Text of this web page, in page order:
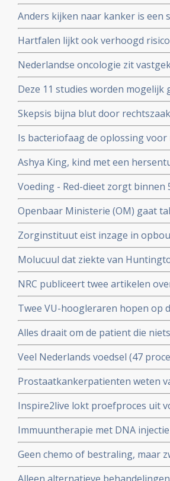
en vanuit hun persoonlijke
experimenteren. Uitzending is.
Anders kijken naar kanker is een
kankerpatiente en te zien bij het
Hartfalen lijkt ook verhoogd
(factoren) blijken voor hartfalen
Nederlandse oncologie zit
bij kankerpatienten die voor
Deze 11 studies worden
ophaalde met zijn 11 steden
Skepsis bijna blut door
Ruggero Santilli beschuldigen
Is bacteriofaag de oplossing
Antoinette Hertsenberg prijst
Ashya King, kind met een
door suikervrij dieet en
Voeding - Red-dieet zorgt binnen
ADHD afkomen en geen
kinderen voor deelname aan
Openbaar Ministerie (OM) gaat
sickofsmoking - zeggen artikel
Zorginstituut eist inzage in
worden opgenomen in
Molucuul dat ziekte van
korte termijn zonder gezonde
NRC publiceert twee artikelen
alternatieve genezer patienten
Twee VU-hoogleraren hopen op
tegen depressie, adhd of
Alles draait om de patient die
Parool
Veel Nederlands voedsel (47
cornflakes, pasta en hagelslag is
kanker veroorzaken.
Prostaatkankerpatienten weten
behandelingsopties voor hun
realiseren zich onvoldoende wat
zijn
Inspire2live lokt proefproces uit
patentrecht: wat gaat voor?
Immuuntherapie met DNA
melanomen geeft uitstekende
activering van immuunsysteem
Geen chemo of bestraling, maar
kiezen voor niet toxische